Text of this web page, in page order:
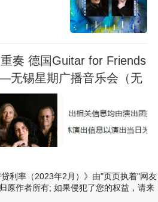
重奏 德国Guitar for Friends
无锡星期广播音乐会（无
利率（2023年2月）》由"页页执着"网友
原作者所有; 如果侵犯了您的权益，请来